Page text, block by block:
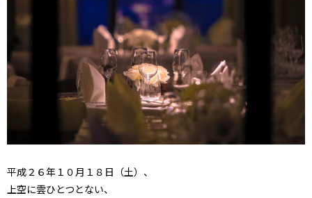
平成２６年１０月１８日（土）、
上空に雲ひとつとない、